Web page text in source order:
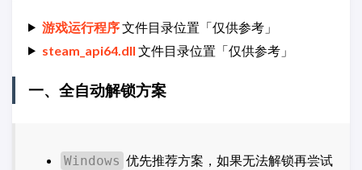
游戏运行程序文件目录位置「仅供参考」
steam_api64.dll 文件目录位置「仅供参考」
一、全自动解锁方案
Windows 优先推荐方案，如果无法解锁再尝试